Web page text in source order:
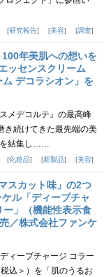
研究報告 美容 調査
年美肌への想いを
ッセンスクリーム
デコラシオン」を
メデコルテ』の最高峰
き続けてきた最先端の美
を結集し……
化粧品 新製品 美容
スカット味」の2つ
ル「ディープチャ
」（機能性表示食
／株式会社ファンケ
ィープチャージ コラー
込＞）を「肌のうるお